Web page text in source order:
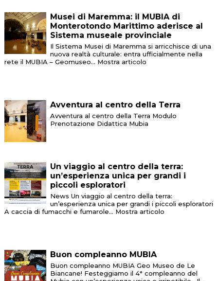
Musei di Maremma: il MUBIA di
Monterotondo Marittimo aderisce al
Sistema museale provinciale
Il Sistema Musei di Maremma si arricchisce di una
nuova realtà culturale: entra ufficialmente nella
rete il MUBIA – Geomuseo... Mostra articolo
Avventura al centro della Terra
Avventura al centro della Terra Modulo
Prenotazione Didattica Mubia
Un viaggio al centro della terra:
un’esperienza unica per grandi i
piccoli esploratori
News Un viaggio al centro della terra:
un’esperienza unica per grandi i piccoli esploratori
A caccia di fumacchi e fumarole... Mostra articolo
Buon compleanno MUBIA
Buon compleanno MUBIA Geo Museo de Le
Biancane! Festeggiamo il 4° compleanno del